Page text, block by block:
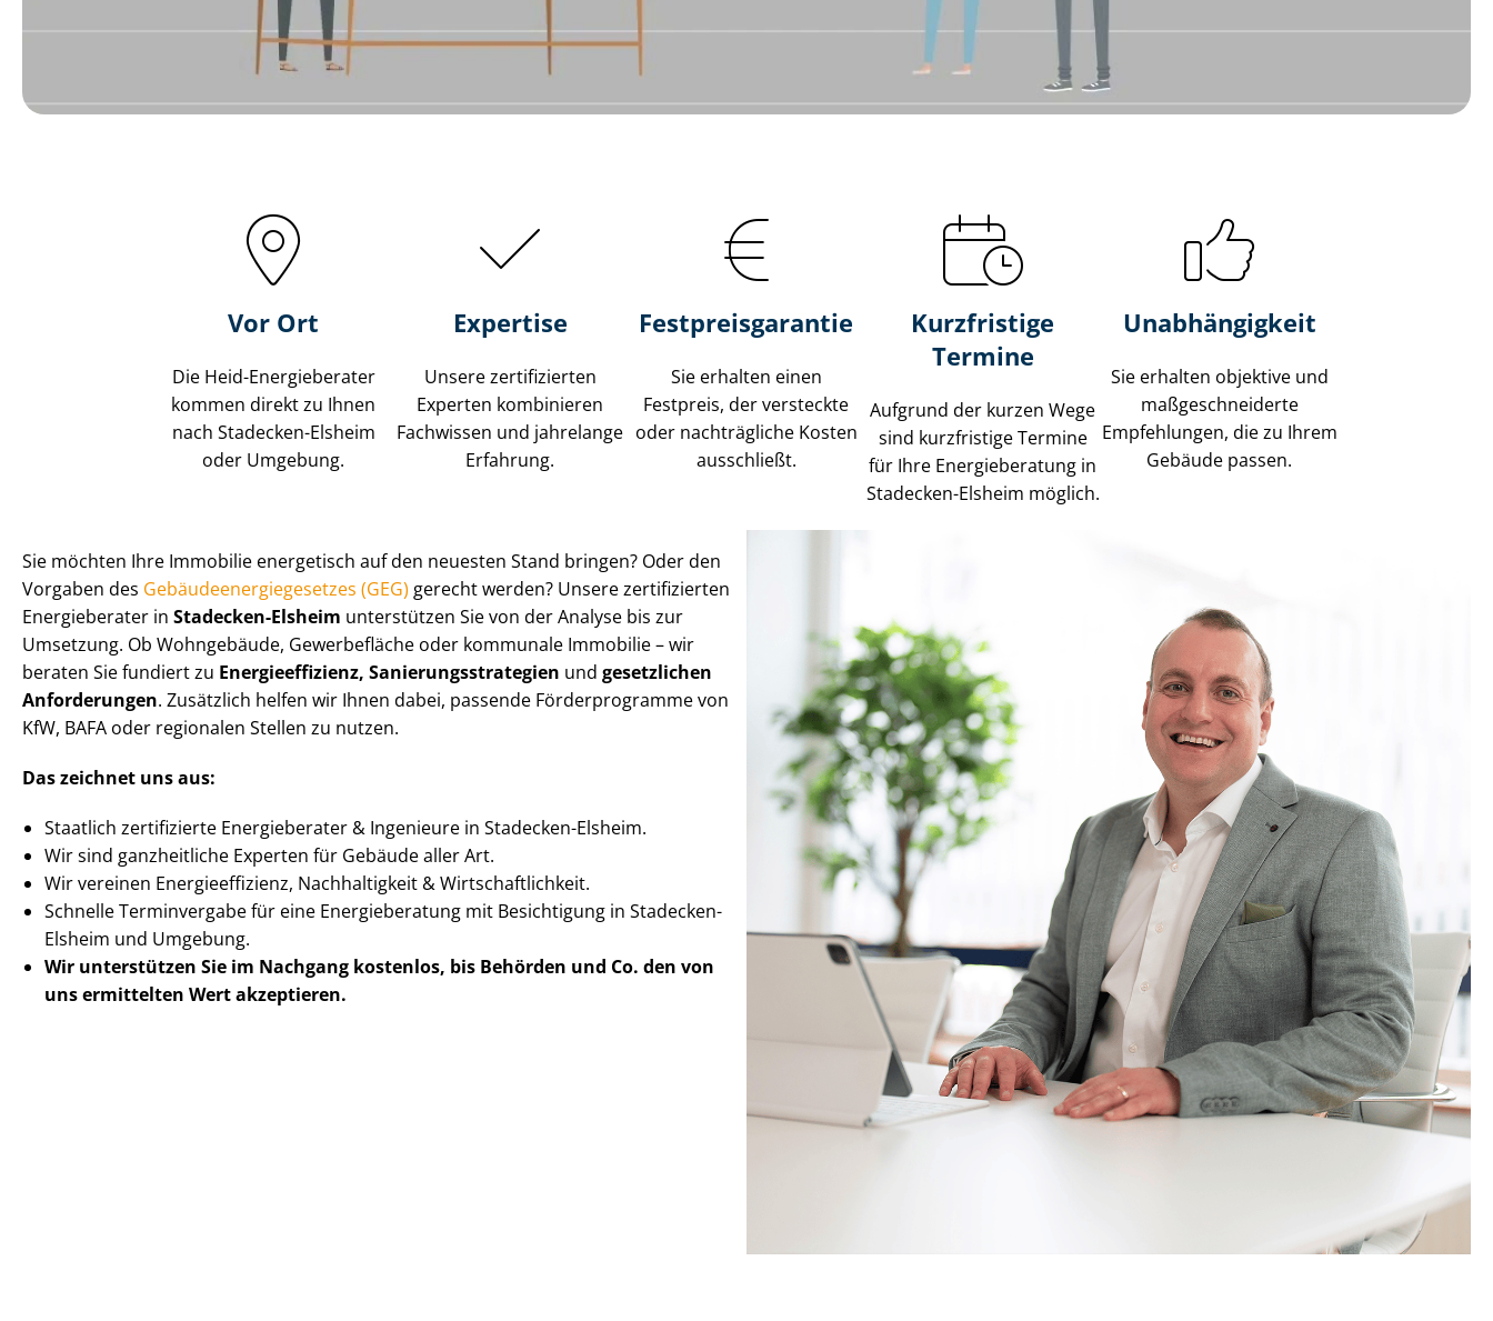
Vor Ort
Die Heid-Energieberater
kommen direkt zu Ihnen
nach Stadecken-Elsheim
oder Umgebung.
Expertise
Unsere zertifizierten
Experten kombinieren
Fachwissen und jahrelange
Erfahrung.
Fest­preis­ga­ran­tie
Sie erhalten einen
Festpreis, der versteckte
oder nachträgliche Kosten
ausschließt.
Kurzfristige
Termine
Aufgrund der kurzen Wege
sind kurzfristige Termine
für Ihre Energieberatung in
Stadecken-Elsheim möglich.
Unabhängigkeit
Sie erhalten objektive und
maß­ge­schnei­der­te
Empfehlungen, die zu Ihrem
Gebäude passen.
Sie möchten Ihre Immobilie energetisch auf den neuesten Stand bringen? Oder den
Vorgaben des Ge­bäu­de­en­er­gie­ge­set­zes (GEG) gerecht werden? Unsere zertifizierten
Energieberater in Stadecken-Elsheim unterstützen Sie von der Analyse bis zur
Umsetzung. Ob Wohngebäude, Gewerbefläche oder kommunale Immobilie – wir
beraten Sie fundiert zu En­er­gie­ef­fi­zi­enz, Sa­nie­rungs­stra­te­gien und gesetzlichen
Anforderungen. Zusätzlich helfen wir Ihnen dabei, passende Förderprogramme von
KfW, BAFA oder regionalen Stellen zu nutzen.
Das zeichnet uns aus:
Staatlich zertifizierte Energieberater & Ingenieure in Stadecken-Elsheim.
Wir sind ganzheitliche Experten für Gebäude aller Art.
Wir vereinen En­er­gie­ef­fi­zi­enz, Nachhaltigkeit & Wirt­schaft­lich­keit.
Schnelle Terminvergabe für eine Energieberatung mit Besichtigung in Stadecken-
Elsheim und Umgebung.
Wir unterstützen Sie im Nachgang kostenlos, bis Behörden und Co. den von
uns ermittelten Wert akzeptieren.